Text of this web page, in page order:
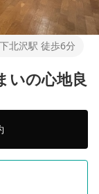
下北沢駅 徒歩6分
いの心地良